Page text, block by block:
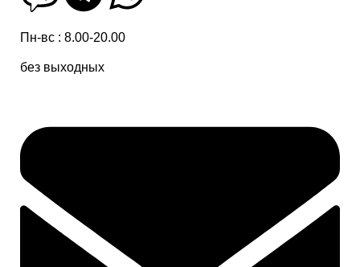
Пн-вс : 8.00-20.00
без выходных